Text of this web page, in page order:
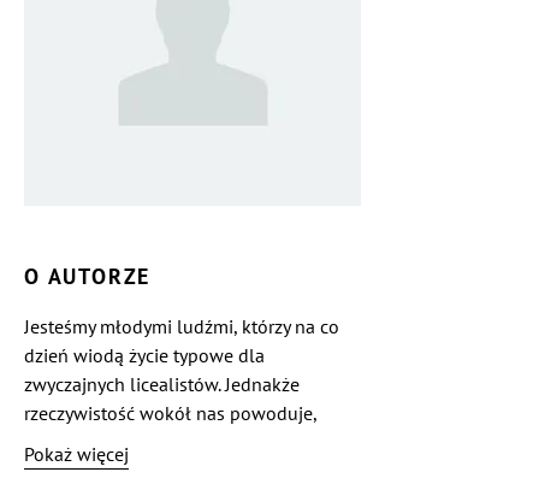
O AUTORZE
Jesteśmy młodymi ludźmi, którzy na co
dzień wiodą życie typowe dla
zwyczajnych licealistów. Jednakże
rzeczywistość wokół nas powoduje,
że nie da się jej zignorować a siła słowa
pisanego sprawia, iż musimy sięgnąć po
Pokaż więcej